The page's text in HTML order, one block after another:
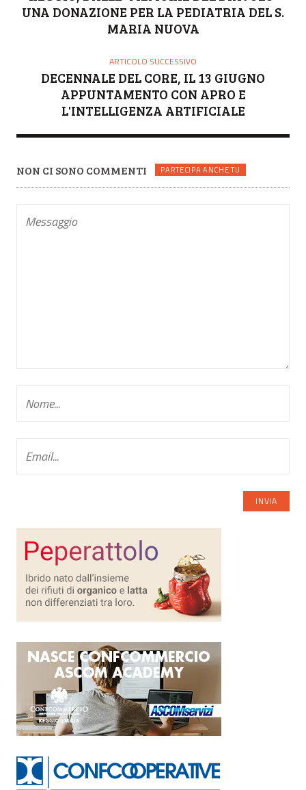
UNA DONAZIONE PER LA PEDIATRIA DEL S.
MARIA NUOVA
ARTICOLO SUCCESSIVO
DECENNALE DEL CORE, IL 13 GIUGNO
APPUNTAMENTO CON APRO E
L'INTELLIGENZA ARTIFICIALE
NON CI SONO COMMENTI PARTECIPA ANCHE TU